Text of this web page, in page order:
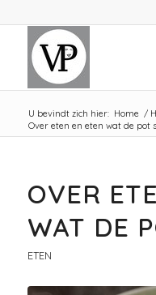
U bevindt zich hier: Home /
Over eten en eten wat de pot
OVER
WAT DE
ETEN